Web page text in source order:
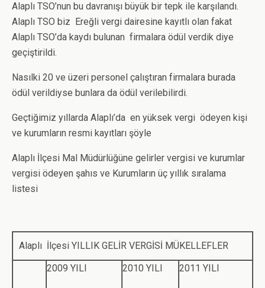
Alaplı TSO’nun bu davranışı büyük bir tepk ile karşılandı.
Alaplı TSO biz Ereğli vergi dairesine kayıtlı olan fakat
Alaplı TSO’da kaydı bulunan firmalara ödül verdik diye
geçiştirildi.
Nasılki 20 ve üzeri personel çalıştıran firmalara burada
ödül verildiyse bunlara da ödül verilebilirdi.
Geçtiğimiz yıllarda Alaplı’da en yüksek vergi ödeyen kişi
ve kurumların resmi kayıtları şöyle
Alaplı İlçesi Mal Müdürlüğüne gelirler vergisi ve kurumlar
vergisi ödeyen şahıs ve Kurumların üç yıllık sıralama
listesi
Alaplı İlçesi YILLIK GELİR VERGİSİ MÜKELLEFLER
2009 YILI
2010 YILI 2011 YILI